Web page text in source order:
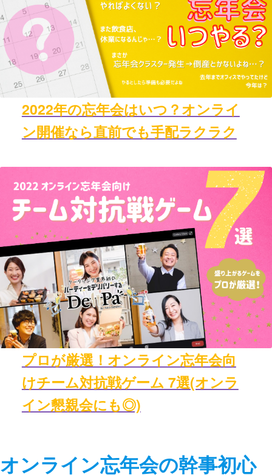
2022年の忘年会はいつ？オンライ
ン開催なら直前でも手配ラクラク
プロが厳選！オンライン忘年会向
けチーム対抗戦ゲーム 7選(オンラ
イン懇親会にも◎)
オンライン忘年会の幹事初心